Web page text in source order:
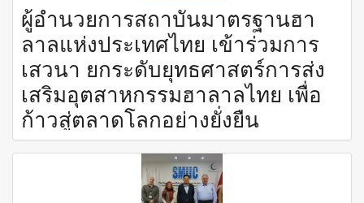
ผู้อำนวยการสถาบันมาตรฐานฮา
ลาลแห่งประเทศไทย เข้าร่วมการ
เสวนา ยกระดับยุทธศาสตร์การส่ง
เสริมอุตสาหกรรมฮาลาลไทย เพื่อ
ก้าวสู่ตลาดโลกอย่างยั่งยืน